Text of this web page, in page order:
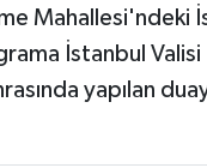
Mahallesi'ndeki
İstanbul
yapılan